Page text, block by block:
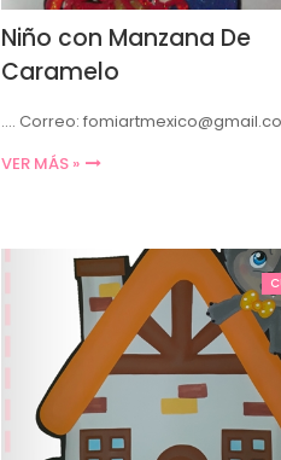
Niño con Manzana De
Caramelo
.... Correo:
VER MÁS »